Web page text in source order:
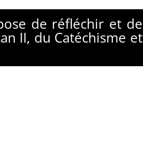
de réfléchir et de
II, du Catéchisme et